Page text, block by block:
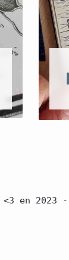
<3 en 2023 -